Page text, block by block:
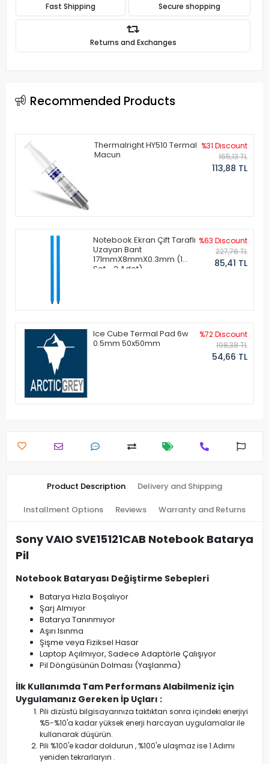
Fast Shipping Secure shopping
Returns and Exchanges
Recommended Products
Thermalright HY510 Termal
Macun
%31 Discount
165,13 TL
113,88 TL
Notebook Ekran Çift Taraflı
Uzayan Bant
171mmX8mmX0.3mm (1
Set - 2 Adet)
%63 Discount
227,76 TL
85,41 TL
Ice Cube Termal Pad 6w
0.5mm 50x50mm
%72 Discount
198,38 TL
54,66 TL
Product Description Delivery and Shipping
Installment Options Reviews Warranty and Returns
Sony VAIO SVE15121CAB Notebook Batarya
Pil
Notebook Bataryası Değiştirme Sebepleri
Batarya Hızla Boşalıyor
Şarj Almıyor
Batarya Tanınmıyor
Aşırı Isınma
Şişme veya Fiziksel Hasar
Laptop Açılmıyor, Sadece Adaptörle Çalışıyor
Pil Döngüsünün Dolması (Yaşlanma)
İlk Kullanımda Tam Performans Alabilmeniz için
Uygulamanız Gereken İp Uçları :
Pili dizüstü bilgisayarınıza taktıktan sonra içindeki enerjiyi
%5-%10'a kadar yüksek enerji harcayan uygulamalar ile
kullanarak düşürün.
Pili %100'e kadar doldurun , %100'e ulaşmaz ise 1.Adımı
yeniden tekrarlaryın .